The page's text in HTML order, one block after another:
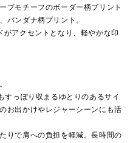
プモチーフのボーダー柄プリント
バンダナ柄プリント。
アクセントとなり、軽やかな印
すっぽり収まるゆとりのあるサイ
お出かけやレジャーシーンにも活
りで肩への負担を軽減。長時間の